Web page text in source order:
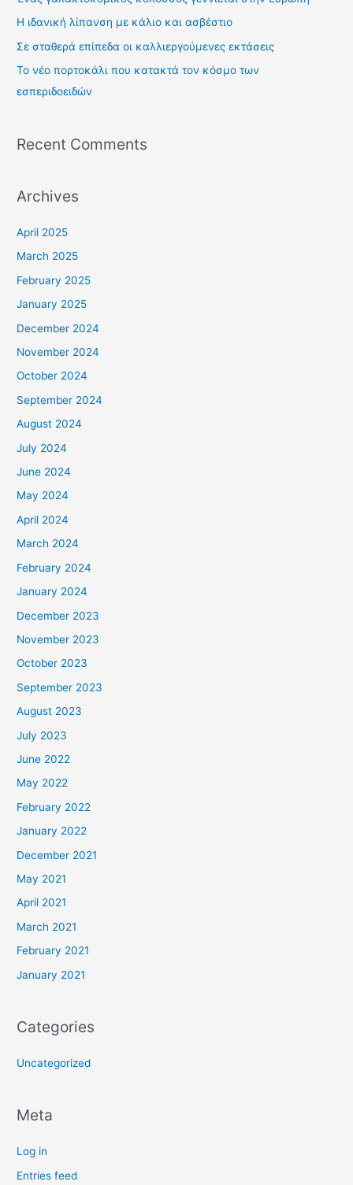
o
r
:
Η ιδανική λίπανση με κάλιο και ασβέστιο
Σε σταθερά επίπεδα οι καλλιεργούμενες εκτάσεις
Το νέο πορτοκάλι που κατακτά τον κόσμο των
εσπεριδοειδών
Recent Comments
Archives
April 2025
March 2025
February 2025
January 2025
December 2024
November 2024
October 2024
September 2024
August 2024
July 2024
June 2024
May 2024
April 2024
March 2024
February 2024
January 2024
December 2023
November 2023
October 2023
September 2023
August 2023
July 2023
June 2022
May 2022
February 2022
January 2022
December 2021
May 2021
April 2021
March 2021
February 2021
January 2021
Categories
Uncategorized
Meta
Log in
Entries feed